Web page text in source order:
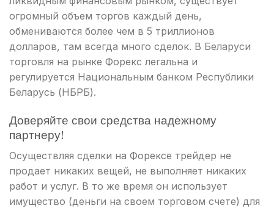
огромный объем торгов каждый день,
обмениваются более чем в 5 триллионов
долларов, там всегда много сделок. В Беларуси
торговля на рынке Форекс легальна и
регулируется Национальным банком Республики
Беларусь (НБРБ).
Доверяйте свои средства надежному
партнеру!
Осуществляя сделки на Форексе трейдер не
продает никаких вещей, не выполняет никаких
работ и услуг. В то же время он использует
имущество (деньги на своем торговом счете) для